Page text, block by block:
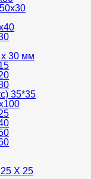
30 мм
35*35
Х 25